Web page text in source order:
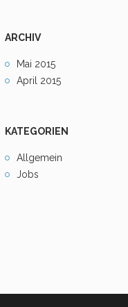
ARCHIV
Mai 2015
April 2015
KATEGORIEN
Allgemein
Jobs